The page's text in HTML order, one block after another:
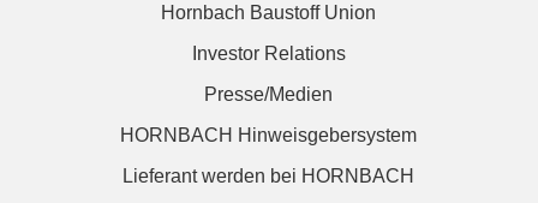
Hornbach Baustoff Union
Investor Relations
Presse/Medien
HORNBACH Hinweisgebersystem
Lieferant werden bei HORNBACH